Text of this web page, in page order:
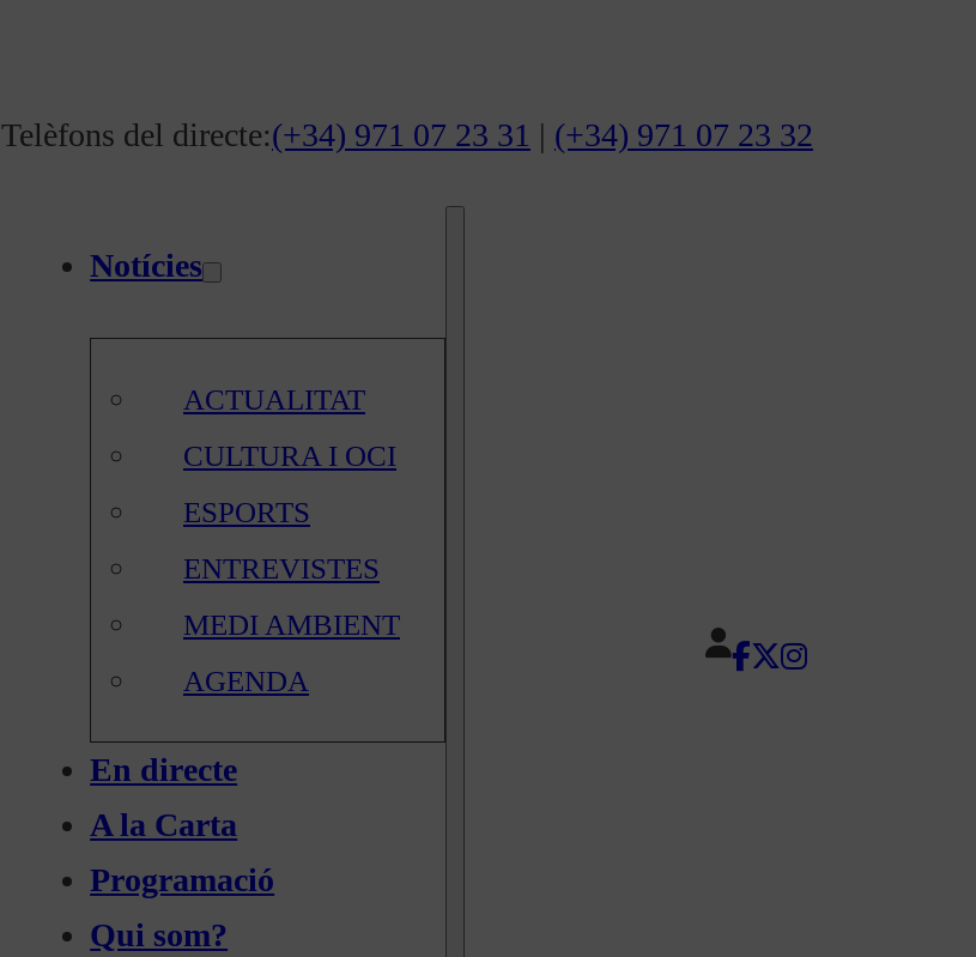
Telèfons del directe:(+34) 971 07 23 31 | (+34) 971 07 23 32
Notícies
ACTUALITAT
CULTURA I OCI
ESPORTS
ENTREVISTES
MEDI AMBIENT
AGENDA
En directe
A la Carta
Programació
Qui som?